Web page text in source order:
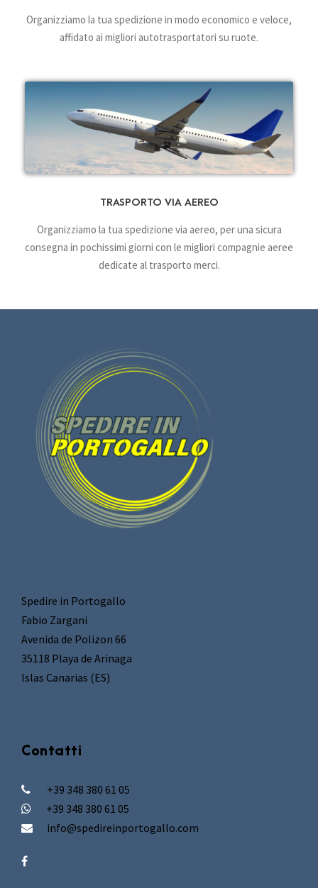
Organizziamo la tua spedizione in modo economico e veloce,
affidato ai migliori autotrasportatori su ruote.
TRASPORTO VIA AEREO
Organizziamo la tua spedizione via aereo, per una sicura
consegna in pochissimi giorni con le migliori compagnie aeree
dedicate al trasporto merci.
Spedire in Portogallo
Fabio Zargani
Avenida de Polizon 66
35118 Playa de Arinaga
Islas Canarias (ES)
Contatti
+39 348 380 61 05
+39 348 380 61 05
info@spedireinportogallo.com